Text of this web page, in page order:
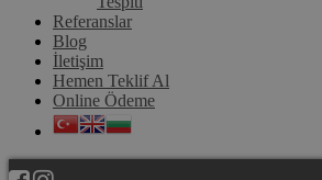
Referanslar
Blog
İletişim
Hemen Teklif Al
Online Ödeme